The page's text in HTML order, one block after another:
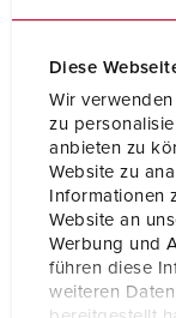
Diese
Wir
zu
anbieten zu
Website zu
Informationen
Website an
Werbung und
führen diese
weiteren